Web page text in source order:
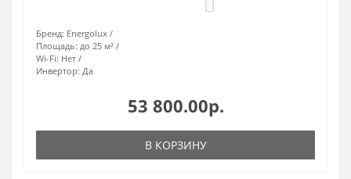
Бренд: Energolux
Площадь: до 25 м²
Wi-Fi: Нет
Инвертор: Да
53 800.00р.
В КОРЗИНУ